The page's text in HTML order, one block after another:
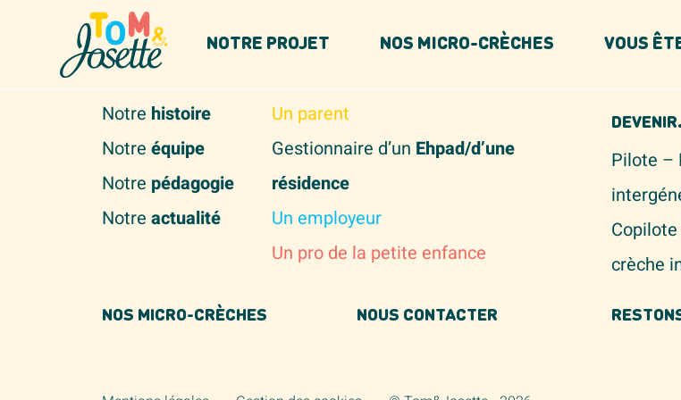
NOTRE PROJET NOS MICRO-CRÈCHES VOUS
Notre histoire
Notre équipe
Notre pédagogie
Notre actualité
Un parent
Gestionnaire d’un Ehpad/d’une
résidence
Un employeur
Un pro de la petite enfance
Pilote –
crèche
NOS MICRO-CRÈCHES NOUS CONTACTER
Panneau de gestion des cookies